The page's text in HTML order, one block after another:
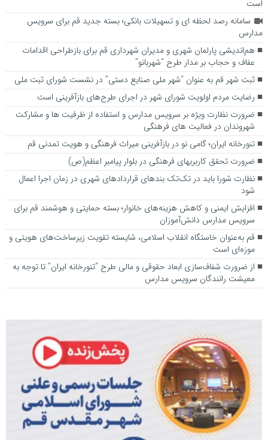
است
سامانه رصد لحظه ای و تسهیلات بانکی؛ بسته جدید قم برای سرویس
مدارس
هم‌اندیشی پارلمان شهری و مدیران شهرداری قم برای بازطراحی اقدامات
عفاف و حجاب بر مدار طرح “شهربانو”
ثبت شهر قم به عنوان “شهر ملی صنایع دستی” در نشست شورای ثبت ملی
رضایت مردم اولویت شورای شهر در اجرای طرح‌های بازآفرینی است
ضرورت نظارت ویژه بر سرویس مدارس و استفاده از ظرفیت ها و مشارکت
شهروندان در فعالیت های فرهنگی
تنورخانه ایران؛ گامی نو در بازآفرینی میراث فرهنگی و هویت تمدنی قم
ضرورت تحقق کاربری­های فرهنگی در بلوار پیامبر اعظم(ص)
نظارت شورا باید در تک‌تک بندهای قراردادهای شهری در زمان اجرا اعمال
شود
افزایش ایمنی و کاهش هزینه‌های خانوار؛ بسته حمایتی و هوشمند قم برای
سرویس مدارس دانش‌آموزان
قم به‌عنوان خاستگاه انقلاب اسلامی، شایسته تقویت زیرساخت‌های هویتی و
موزه‌ای است
از ضرورت شفاف‌سازی ابعاد حقوقی و مالی طرح “تنورخانه ایران” تا توجه به
معیشت رانندگان سرویس مدارس